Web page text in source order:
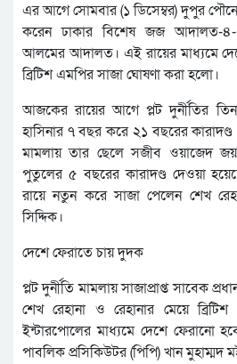
এর আগে সোমবার (১ ডিসেম্বর) দুপুর
করেন ঢাকার বিশেষ জজ আদালত-
আলমের আদালত। এই রায়ের মাধ্যমে
ব্রিটিশ এমপির সাজা ঘোষণা করা হলো।
আজকের রায়ের আগে প্লট দুর্নীতির
হাসিনার ৭ বছর করে ২১ বছরের
মামলায় তার ছেলে সজীব ওয়াজেদ
পুতুলের ৫ বছরের কারাদণ্ড দেওয়া
রায়ে নতুন করে সাজা পেলেন শেখ
সিদ্দিক।
দেশে ফেরাতে চায় দুদক
প্লট দুর্নীতি মামলায় সাজাপ্রাপ্ত সাবেক
শেখ রেহানা ও রেহানার মেয়ে
ইন্টারপোলের মাধ্যমে দেশে ফেরানো
পাবলিক প্রসিকিউটর (পিপি) খান মুহাম্মদ